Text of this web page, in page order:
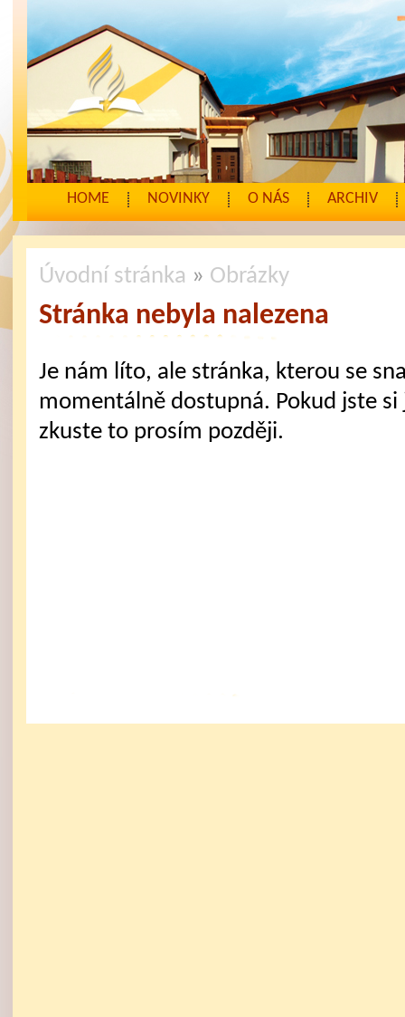
HOME NOVINKY O NÁS ARCHIV
Úvodní stránka » Obrázky
Stránka nebyla nalezena
Je nám líto, ale stránka, kterou se
momentálně dostupná. Pokud jste
zkuste to prosím později.